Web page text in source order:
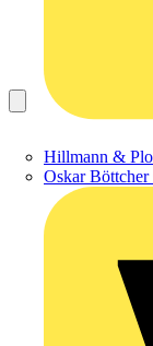
Hillmann &
Oskar